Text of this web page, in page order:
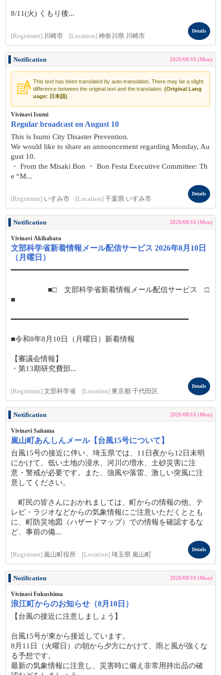
8/11(火) くもり後...
[Registrant] 川崎市 [Location] 神奈川県 川崎市
Details
Notification 2026/08/10 (Mon)
This text has been translated by auto-translation. There may be a slight
difference between the original text and the translation. (Original Lang
uage: 日本語)
Vivinavi Isumi
Regular broadcast on August 10
This is Isumi City Disaster Prevention.
We would like to share an announcement regarding Monday, Au
gust 10.
・ From the Misaki Bon ・ Bon Festa Executive Committee: Th
e “M...
[Registrant] いすみ市 [Location] 千葉県 いすみ市
Details
Notification 2026/08/10 (Mon)
Vivinavi Akihabara
文部科学省新着情報メール配信サービス 2026年8月10日
（月曜日）
━━━━━━━━━━━━━━━━━━━━━━━━━━━━━━━━━━━━━━━━
■□ 文部科学省新着情報メール配信サービス □
■
━━━━━━━━━━━━━━━━━━━━━━━━━━━━━━━━━━━━━━━━
■令和8年8月10日（月曜日）新着情報
【審議会情報】
・第13期研究費部...
[Registrant] 文部科学省 [Location] 東京都 千代田区
Details
Notification 2026/08/10 (Mon)
Vivinavi Saitama
嵐山町あんしんメール【台風15号について】
台風15号の接近に伴い、埼玉県では、11日夜から12日未明
にかけて、低い土地の浸水、河川の増水、土砂災害に注
意・警戒が必要です。また、強風や落雷、激しい突風に注
意してください。
町民の皆さんにおかれましては、町からの情報の他、テ
レビ・ラジオなどからの気象情報にご注意いただくととも
に、町防災地図（ハザードマップ）での情報を確認するな
ど、事前の備...
[Registrant] 嵐山町役所 [Location] 埼玉県 嵐山町
Details
Notification 2026/08/10 (Mon)
Vivinavi Fukushima
浪江町からのお知らせ（8月10日）
【台風の接近に注意しましょう】
台風15号が東から接近しています。
8月11日（火曜日）の朝から夕方にかけて、雨と風が強くな
る予想です。
最新の気象情報に注意し、災害時に備え非常用持出品の確